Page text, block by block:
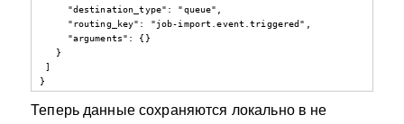
"destination_type": "queue",
"routing_key": "job-import.event.triggered",
"arguments": {}
}
]
}
Теперь данные сохраняются локально в не